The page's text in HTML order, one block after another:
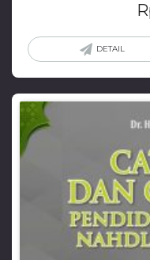
DETAIL